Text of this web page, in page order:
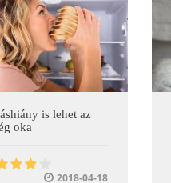
is lehet az
oka
2018-04-18